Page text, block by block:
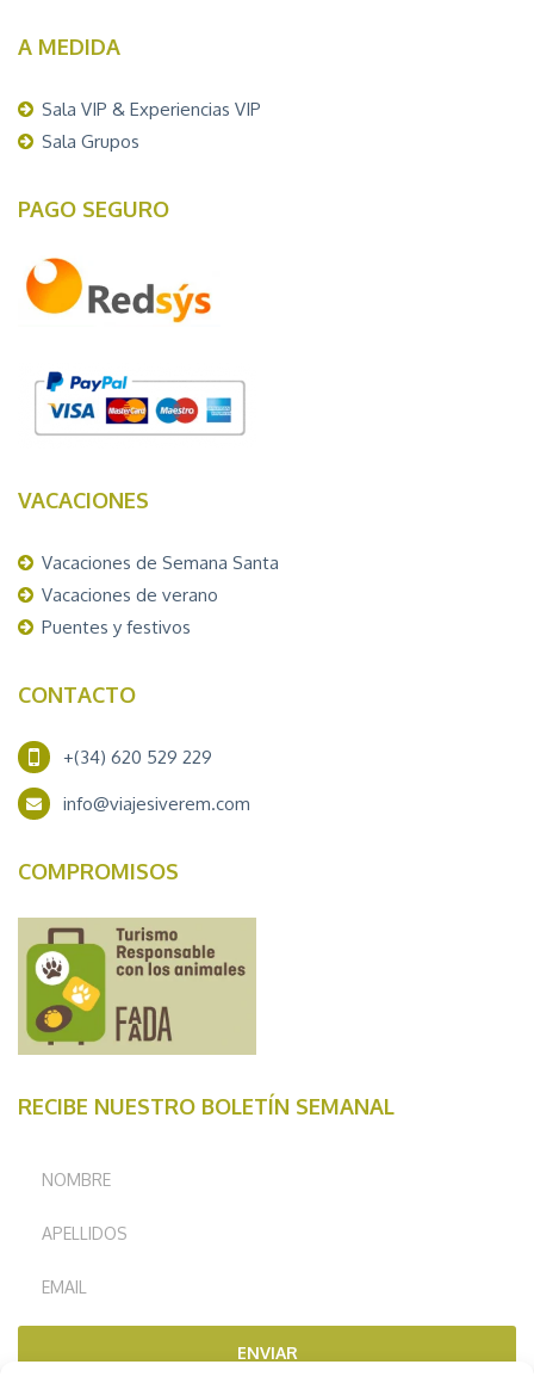
A MEDIDA
Sala VIP & Experiencias VIP
Sala Grupos
PAGO SEGURO
VACACIONES
Vacaciones de Semana Santa
Vacaciones de verano
Puentes y festivos
CONTACTO
+(34) 620 529 229
info@viajesiverem.com
COMPROMISOS
RECIBE NUESTRO BOLETÍN SEMANAL
ENVIAR